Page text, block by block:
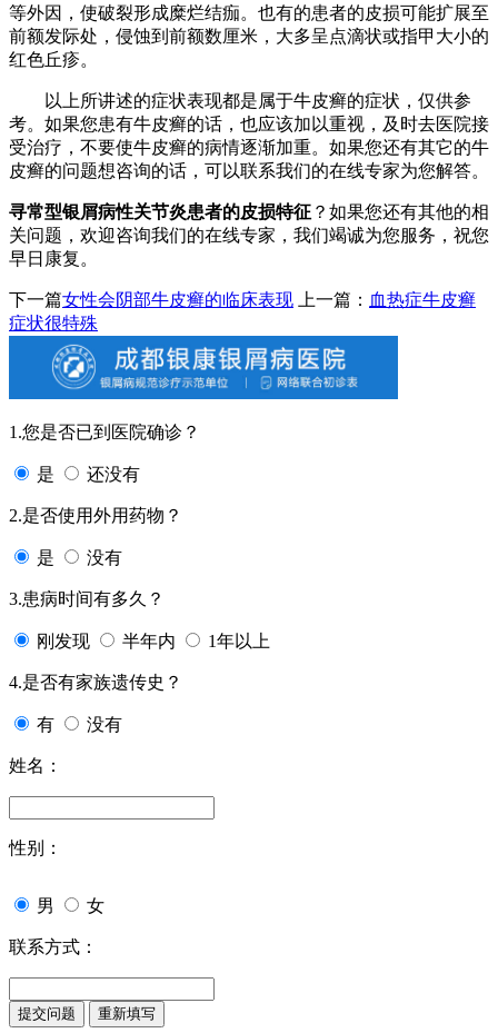
等外因，使破裂形成糜烂结痂。也有的患者的皮损可能扩展至
前额发际处，侵蚀到前额数厘米，大多呈点滴状或指甲大小的
红色丘疹。
以上所讲述的症状表现都是属于牛皮癣的症状，仅供参
考。如果您患有牛皮癣的话，也应该加以重视，及时去医院接
受治疗，不要使牛皮癣的病情逐渐加重。如果您还有其它的牛
皮癣的问题想咨询的话，可以联系我们的在线专家为您解答。
寻常型银屑病性关节炎患者的皮损特征 ？如果您还有其他的相
关问题，欢迎咨询我们的在线专家，我们竭诚为您服务，祝您
早日康复。
下一篇女性会阴部牛皮癣的临床表现 上一篇： 血热症牛皮癣
症状很特殊
1.您是否已到医院确诊？
是 还没有
2.是否使用外用药物？
是 没有
3.患病时间有多久？
刚发现 半年内 1年以上
4.是否有家族遗传史？
有 没有
姓名：
性别：
男 女
联系方式：